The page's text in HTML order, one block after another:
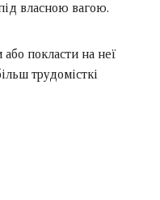
власною вагою.
покласти на неї
трудомісткі